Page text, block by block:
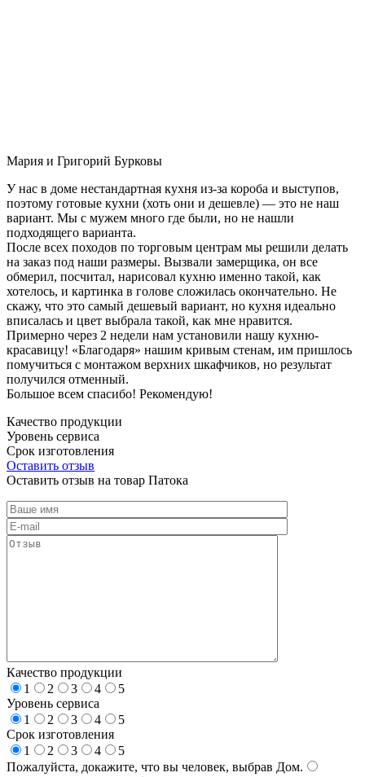
Мария и Григорий Бурковы
У нас в доме нестандартная кухня из-за короба и выступов,
поэтому готовые кухни (хоть они и дешевле) — это не наш
вариант. Мы с мужем много где были, но не нашли
подходящего варианта.
После всех походов по торговым центрам мы решили делать
на заказ под наши размеры. Вызвали замерщика, он все
обмерил, посчитал, нарисовал кухню именно такой, как
хотелось, и картинка в голове сложилась окончательно. Не
скажу, что это самый дешевый вариант, но кухня идеально
вписалась и цвет выбрала такой, как мне нравится.
Примерно через 2 недели нам установили нашу кухню-
красавицу! «Благодаря» нашим кривым стенам, им пришлось
помучиться с монтажом верхних шкафчиков, но результат
получился отменный.
Большое всем спасибо! Рекомендую!
Качество продукции
Уровень сервиса
Срок изготовления
Оставить отзыв
Оставить отзыв на товар Патока
Качество продукции
1
2 3 4
5
Уровень сервиса
1
2 3 4
5
Срок изготовления
1
2 3 4
5
Пожалуйста, докажите, что вы человек, выбрав Дом.